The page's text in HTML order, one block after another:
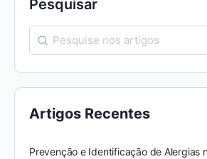
Pesquisar
Artigos Recentes
Prevenção e Identificação de Alergias